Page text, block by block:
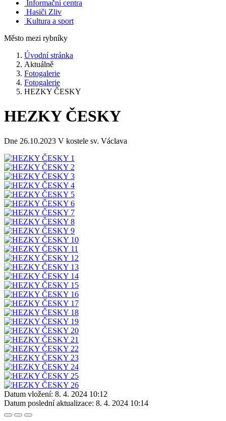
Informační centra
Hasiči Zliv
Kultura a sport
Město mezi rybníky
Úvodní stránka
Aktuálně
Fotogalerie
Fotogalerie
HEZKY ČESKY
HEZKY ČESKY
Dne 26.10.2023 V kostele sv. Václava
Datum vložení: 8. 4. 2024 10:12
Datum poslední aktualizace: 8. 4. 2024 10:14